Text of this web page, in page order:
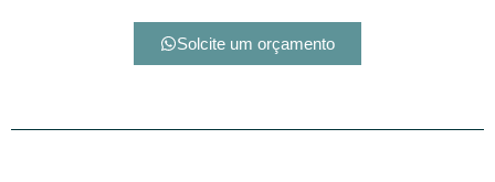
Solcite um orçamento